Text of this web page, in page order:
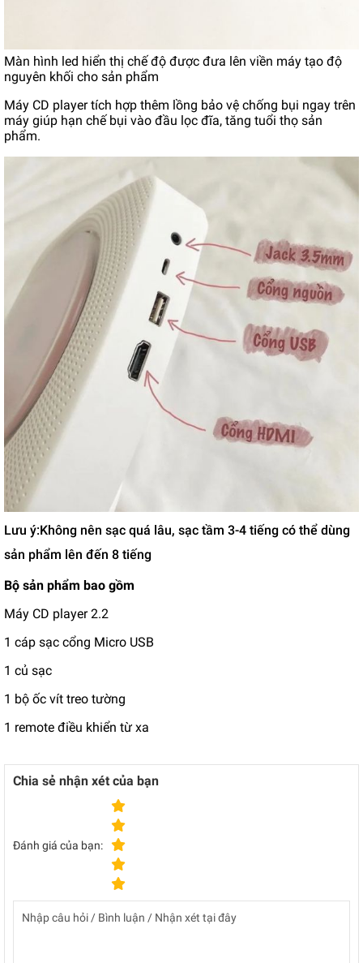
Màn hình led hiển thị chế độ được đưa lên viền máy tạo độ
nguyên khối cho sản phẩm
Máy CD player tích hợp thêm lồng bảo vệ chống bụi ngay trên
máy giúp hạn chế bụi vào đầu lọc đĩa, tăng tuổi thọ sản
phẩm.
Lưu ý:Không nên sạc quá lâu, sạc tầm 3-4 tiếng có thể dùng
sản phẩm lên đến 8 tiếng
Bộ sản phẩm bao gồm
Máy CD player 2.2
1 cáp sạc cổng Micro USB
1 củ sạc
1 bộ ốc vít treo tường
1 remote điều khiển từ xa
Chia sẻ nhận xét của bạn
Đánh giá của bạn: